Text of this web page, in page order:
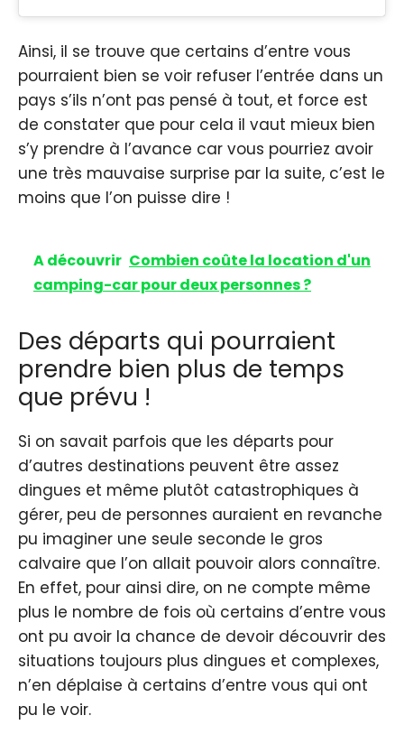
Ainsi, il se trouve que certains d’entre vous
pourraient bien se voir refuser l’entrée dans un
pays s’ils n’ont pas pensé à tout, et force est
de constater que pour cela il vaut mieux bien
s’y prendre à l’avance car vous pourriez avoir
une très mauvaise surprise par la suite, c’est le
moins que l’on puisse dire !
A découvrir Combien coûte la location d'un
camping-car pour deux personnes ?
Des départs qui pourraient
prendre bien plus de temps
que prévu !
Si on savait parfois que les départs pour
d’autres destinations peuvent être assez
dingues et même plutôt catastrophiques à
gérer, peu de personnes auraient en revanche
pu imaginer une seule seconde le gros
calvaire que l’on allait pouvoir alors connaître.
En effet, pour ainsi dire, on ne compte même
plus le nombre de fois où certains d’entre vous
ont pu avoir la chance de devoir découvrir des
situations toujours plus dingues et complexes,
n’en déplaise à certains d’entre vous qui ont
pu le voir.